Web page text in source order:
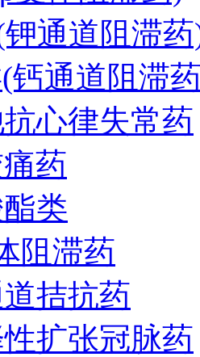
通道阻滞
通道阻滞
心律失常药
药
类
阻滞药
拮抗药
扩张冠脉药